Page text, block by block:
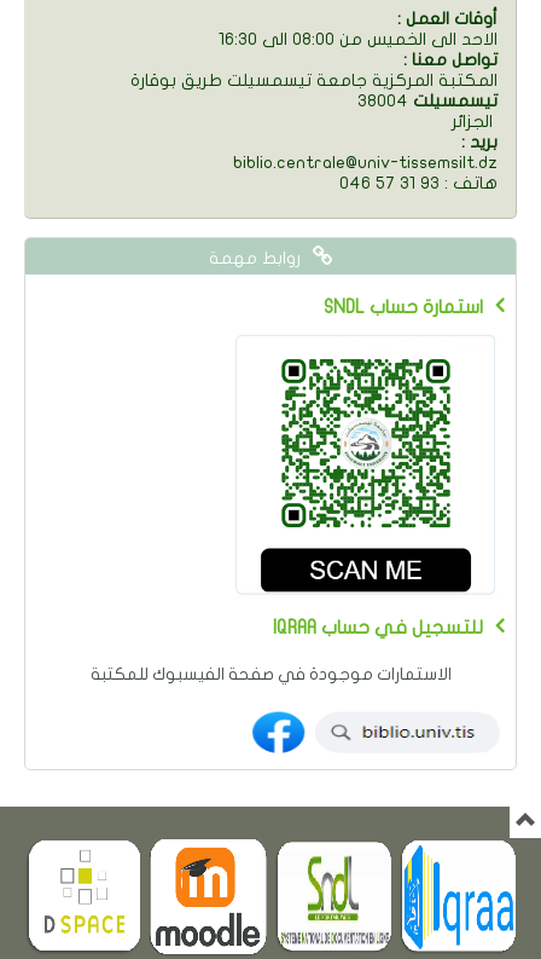
: أوقات العمل
الاحد الى الخميس من 08:00 الى 16:30
: تواصل معنا
المكتبة المركزية جامعة تيسمسيلت طريق بوقارة
38004 تيسمسيلت
: بريد
biblio.centrale@univ-tissemsilt.dz
046 57 31 93 : هاتف
روابط مهمة
SNDL استمارة حساب
IQRAA للتسجيل في حساب
الاستمارات موجودة في صفحة الفيسبوك للمكتبة